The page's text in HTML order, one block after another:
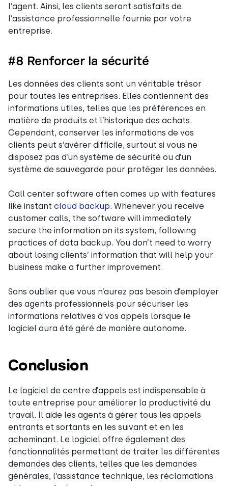
l’agent. Ainsi, les clients seront satisfaits de
l’assistance professionnelle fournie par votre
entreprise.
#8 Renforcer la sécurité
Les données des clients sont un véritable trésor
pour toutes les entreprises. Elles contiennent des
informations utiles, telles que les préférences en
matière de produits et l’historique des achats.
Cependant, conserver les informations de vos
clients peut s’avérer difficile, surtout si vous ne
disposez pas d’un système de sécurité ou d’un
système de sauvegarde pour protéger les données.
Call center software often comes up with features
like instant cloud backup. Whenever you receive
customer calls, the software will immediately
secure the information on its system, following
practices of data backup. You don’t need to worry
about losing clients’ information that will help your
business make a further improvement.
Sans oublier que vous n’aurez pas besoin d’employer
des agents professionnels pour sécuriser les
informations relatives à vos appels lorsque le
logiciel aura été géré de manière autonome.
Conclusion
Le logiciel de centre d’appels est indispensable à
toute entreprise pour améliorer la productivité du
travail. Il aide les agents à gérer tous les appels
entrants et sortants en les suivant et en les
acheminant. Le logiciel offre également des
fonctionnalités permettant de traiter les différentes
demandes des clients, telles que les demandes
générales, l’assistance technique, les réclamations